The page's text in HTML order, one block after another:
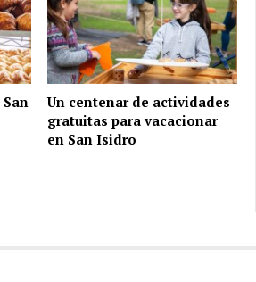
Un centenar de actividades
gratuitas para vacacionar
en San Isidro